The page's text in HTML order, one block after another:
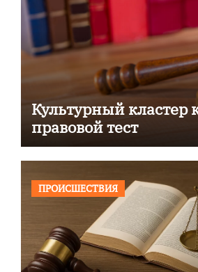
Культурный кластер
правовой тест
ПРОИСШЕСТВИЯ